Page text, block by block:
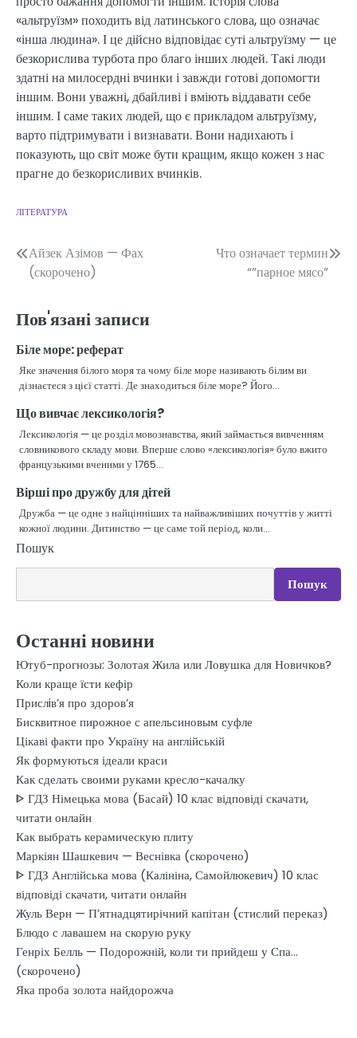
«альтруїзм» походить від латинського слова, що означає
«інша людина». І це дійсно відповідає суті альтруїзму — це
безкорислива турбота про благо інших людей. Такі люди
здатні на милосердні вчинки і завжди готові допомогти
іншим. Вони уважні, дбайливі і вміють віддавати себе
іншим. І саме таких людей, що є прикладом альтруїзму,
варто підтримувати і визнавати. Вони надихають і
показують, що світ може бути кращим, якщо кожен з нас
прагне до безкорисливих вчинків.
ЛІТЕРАТУРА
Навігація
записів
Айзек Азімов — Фах
(скорочено)
Что означает термин
“”парное мясо”
Пов'язані записи
Біле море: реферат
Яке значення білого моря та чому біле море називають білим ви
дізнаєтеся з цієї статті. Де знаходиться біле море? Його…
Що вивчає лексикологія?
Лексикологія — це розділ мовознавства, який займається вивченням
словникового складу мови. Вперше слово «лексикологія» було вжито
французькими вченими у 1765…
Вірші про дружбу для дітей
Дружба — це одне з найцінніших та найважливіших почуттів у житті
кожної людини. Дитинство — це саме той період, коли…
Пошук
Пошук
Останні новини
Ютуб-прогнозы: Золотая Жила или Ловушка для Новичков?
Коли краще їсти кефір
Прислiв’я про здоров’я
Бисквитное пирожное с апельсиновым суфле
Цікаві факти про Україну на англійській
Як формуються ідеали краси
Как сделать своими руками кресло-качалку
ᐈ ГДЗ Німецька мова (Басай) 10 клас відповіді скачати,
читати онлайн
Как выбрать керамическую плиту
Маркіян Шашкевич — Веснівка (скорочено)
ᐈ ГДЗ Англійська мова (Калініна, Самойлюкевич) 10 клас
відповіді скачати, читати онлайн
Жуль Верн — П’ятнадцятирічний капітан (стислий переказ)
Блюдо с лавашем на скорую руку
Генріх Белль — Подорожній, коли ти прийдеш у Спа…
(скорочено)
Яка проба золота найдорожча